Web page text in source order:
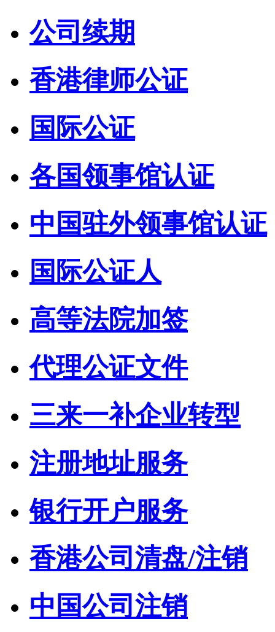
公司续期
香港律师公证
国际公证
各国领事馆认证
中国驻外领事馆认证
国际公证人
高等法院加签
代理公证文件
三来一补企业转型
注册地址服务
银行开户服务
香港公司清盘/注销
中国公司注销